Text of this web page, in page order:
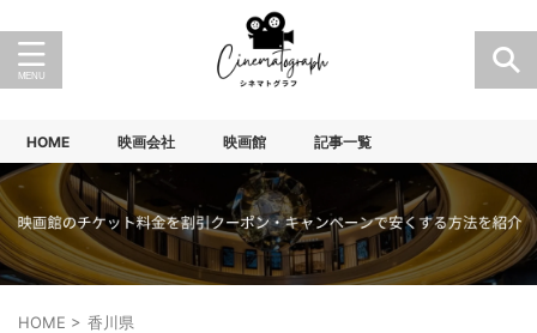
HOME 映画会社 映画館 記事一覧
HOME > 香川県